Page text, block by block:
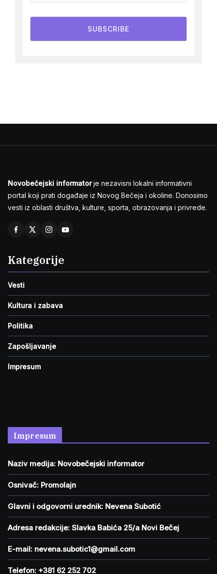
SUBSCRIBE
Novobečejski informatorje nezavisni lokalni informativni
portal koji prati događaje iz Novog Bečeja i okoline. Donosimo
vesti iz oblasti društva, kulture, sporta, obrazovanja i privrede.
Kategorije
Vesti
Kultura i zabava
Politika
Zapošljavanje
Impresum
Impresum
Naziv medija: Novobečejski informator
Osnivač: Promolajn
Glavni i odgovorni urednik: Nevena Subotić
Adresa redakcije: Slavka Babića 25/a Novi Bečej
E-mail: nevena.subotic1@gmail.com
Telefon: +381 62 252 702